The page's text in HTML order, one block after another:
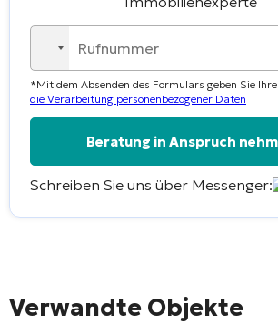
No
country
selected
*Mit dem Absenden des Formulars geben Sie Ihre
die Verarbeitung personenbezogener Daten
Alternative:
Schreiben Sie uns über Messenger:
Verwandte Objekte